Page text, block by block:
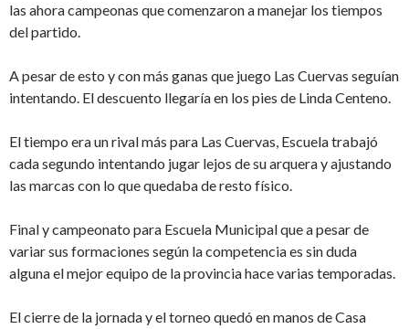
las ahora campeonas que comenzaron a manejar los tiempos
del partido.
A pesar de esto y con más ganas que juego Las Cuervas seguían
intentando. El descuento llegaría en los pies de Linda Centeno.
El tiempo era un rival más para Las Cuervas, Escuela trabajó
cada segundo intentando jugar lejos de su arquera y ajustando
las marcas con lo que quedaba de resto físico.
Final y campeonato para Escuela Municipal que a pesar de
variar sus formaciones según la competencia es sin duda
alguna el mejor equipo de la provincia hace varias temporadas.
El cierre de la jornada y el torneo quedó en manos de Casa